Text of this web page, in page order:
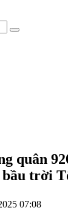
quân
trời
07:08